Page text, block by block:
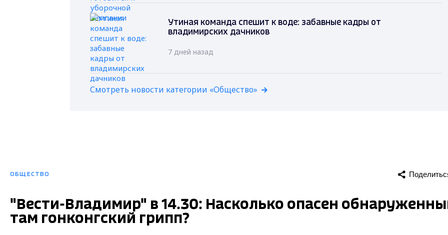
Утиная команда спешит к воде: забавные кадры от
владимирских дачников
7 дней назад
Смотреть новости категории «Общество»
ОБЩЕСТВО
"Вести-Владимир" в 14.30: Насколько опасен
там гонконгский грипп?